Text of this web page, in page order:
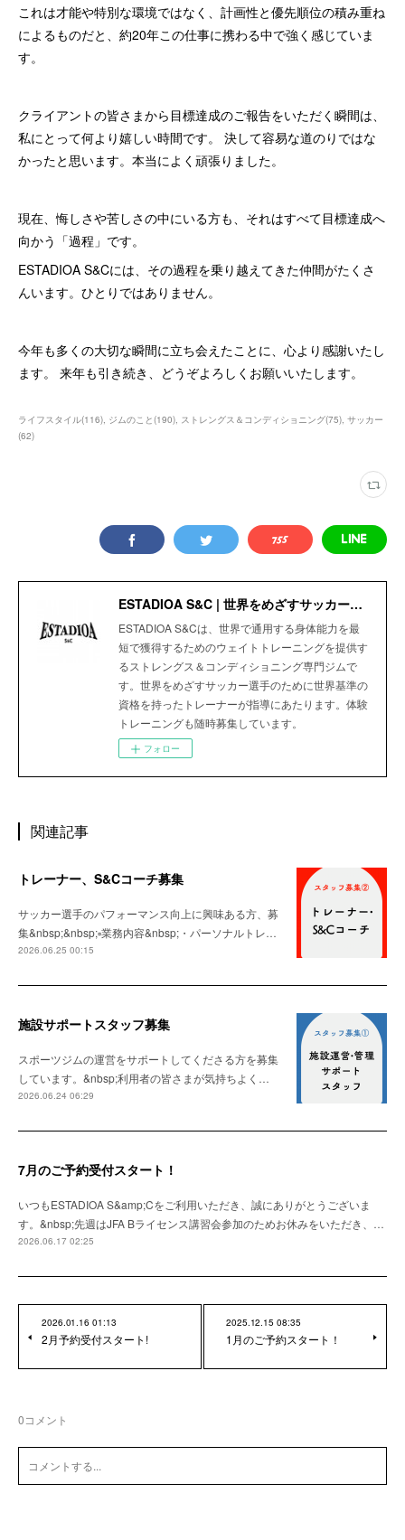
これは才能や特別な環境ではなく、計画性と優先順位の積み重ね
によるものだと、約20年この仕事に携わる中で強く感じていま
す。
クライアントの皆さまから目標達成のご報告をいただく瞬間は、
私にとって何より嬉しい時間です。 決して容易な道のりではな
かったと思います。本当によく頑張りました。
現在、悔しさや苦しさの中にいる方も、それはすべて目標達成へ
向かう「過程」です。
ESTADIOA S&Cには、その過程を乗り越えてきた仲間がたくさ
んいます。ひとりではありません。
今年も多くの大切な瞬間に立ち会えたことに、心より感謝いたし
ます。 来年も引き続き、どうぞよろしくお願いいたします。
ライフスタイル(116) ジムのこと(190) ストレングス＆コンディショニング(75) サッカー
(62)
ESTADIOA S&C | 世界をめざすサッカー選手のためのStrength＆Conditioning Gym
ESTADIOA S&Cは、世界で通用する身体能力を最
短で獲得するためのウェイトトレーニングを提供す
るストレングス＆コンディショニング専門ジムで
す。世界をめざすサッカー選手のために世界基準の
資格を持ったトレーナーが指導にあたります。体験
トレーニングも随時募集しています。
フォロー
関連記事
トレーナー、S&Cコーチ募集
サッカー選手のパフォーマンス向上に興味ある方、募
集&nbsp;&nbsp;▫️業務内容&nbsp;・パーソナルトレ…
2026.06.25 00:15
施設サポートスタッフ募集
スポーツジムの運営をサポートしてくださる方を募集
しています。&nbsp;利用者の皆さまが気持ちよく…
2026.06.24 06:29
7月のご予約受付スタート！
いつもESTADIOA S&amp;Cをご利用いただき、誠にありがとうございま
す。&nbsp;先週はJFA Bライセンス講習会参加のためお休みをいただき、…
2026.06.17 02:25
2026.01.16 01:13
2月予約受付スタート!
2025.12.15 08:35
1月のご予約スタート！
0コメント